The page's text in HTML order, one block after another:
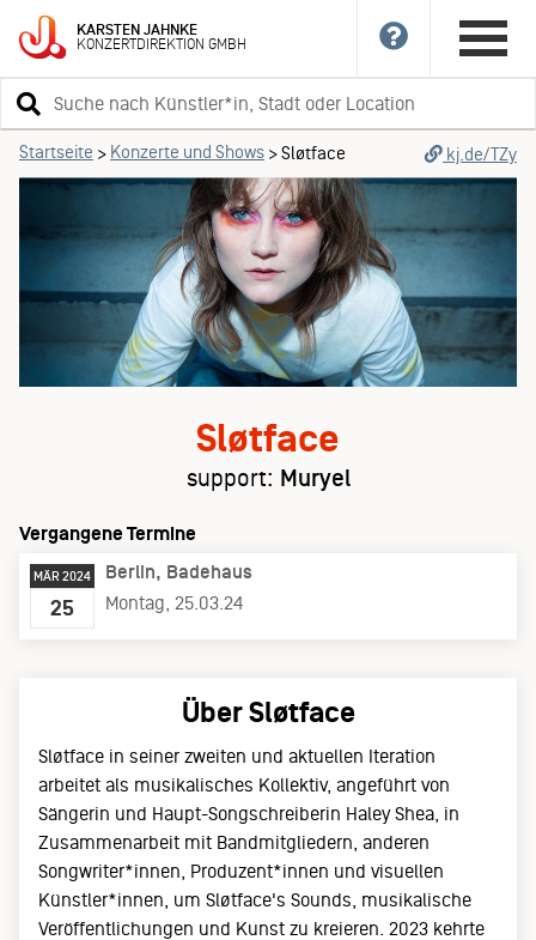
KARSTENJAHNKE
KONZERTDIREKTIONGMBH
Suchbegriff
eingeben
Startseite > Konzerte und Shows >Sløtface kj.de/TZy
Sløtface
support: Muryel
Vergangene Termine
MÄR 2024
25
Berlin
Badehaus
Montag, 25.03.24
Über Sløtface
Sløtface in seiner zweiten und aktuellen Iteration
arbeitet als musikalisches Kollektiv, angeführt von
Sängerin und Haupt-Songschreiberin Haley Shea, in
Zusammenarbeit mit Bandmitgliedern, anderen
Songwriter*innen, Produzent*innen und visuellen
Künstler*innen, um Sløtface's Sounds, musikalische
Veröffentlichungen und Kunst zu kreieren. 2023 kehrte